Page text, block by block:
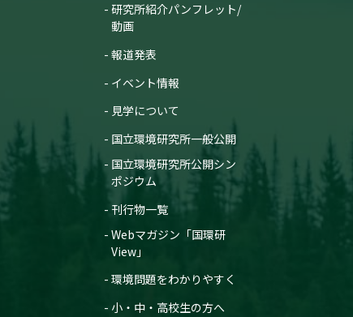
研究所紹介パンフレット/
動画
報道発表
イベント情報
見学について
国立環境研究所一般公開
国立環境研究所公開シン
ポジウム
刊行物一覧
Webマガジン「国環研
View」
環境問題をわかりやすく
小・中・高校生の方へ